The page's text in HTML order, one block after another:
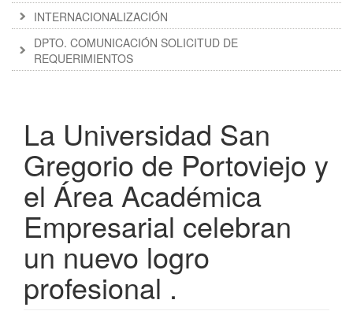
INTERNACIONALIZACIÓN
DPTO. COMUNICACIÓN SOLICITUD DE
REQUERIMIENTOS
La Universidad San
Gregorio de Portoviejo y
el Área Académica
Empresarial celebran
un nuevo logro
profesional .